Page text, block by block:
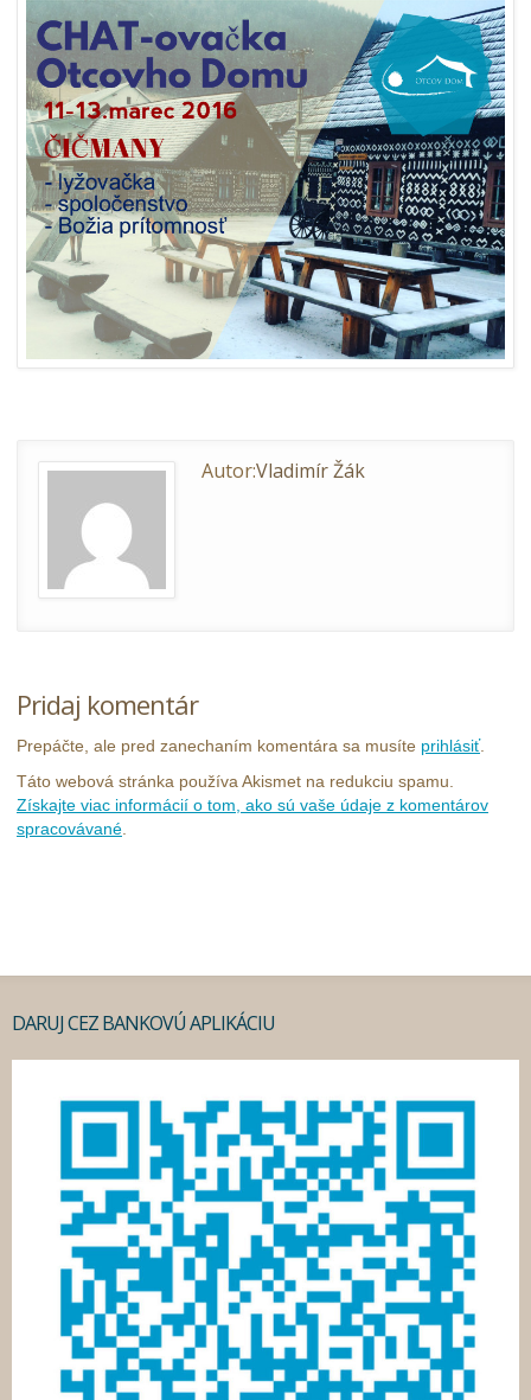
Autor:Vladimír Žák
Pridaj komentár
Prepáčte, ale pred zanechaním komentára sa musíte prihlásiť.
Táto webová stránka používa Akismet na redukciu spamu.
Získajte viac informácií o tom, ako sú vaše údaje z komentárov
spracovávané.
DARUJ CEZ BANKOVÚ APLIKÁCIU